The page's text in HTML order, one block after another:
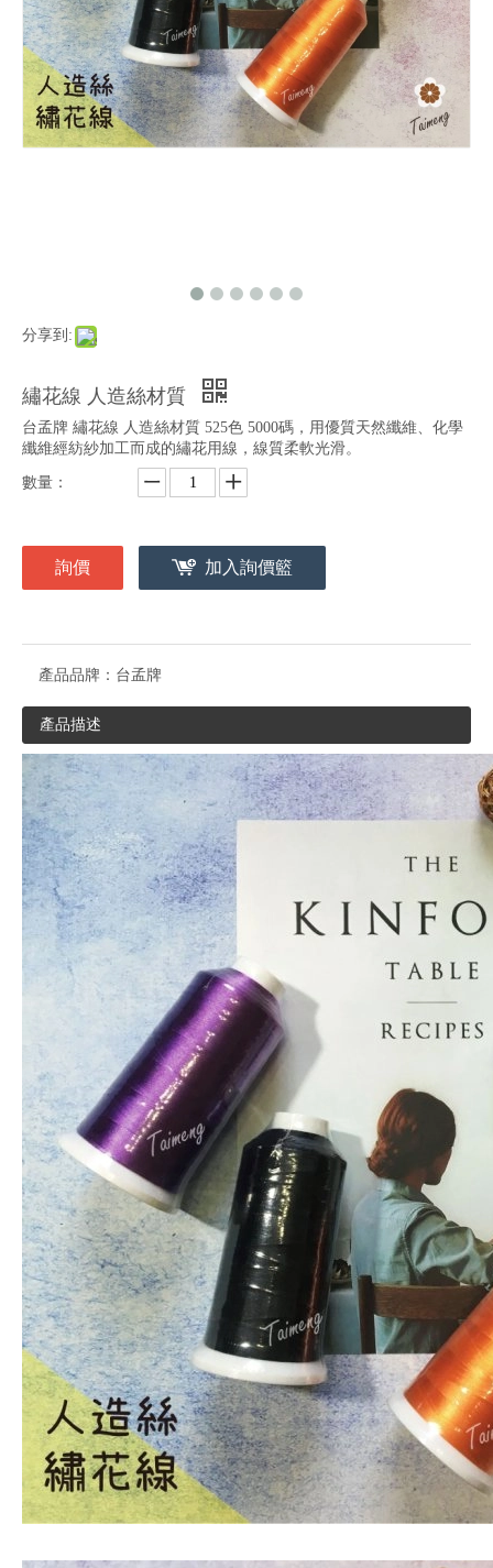
分享到:
繡花線 人造絲材質
台孟牌 繡花線 人造絲材質 525色 5000碼，用優質天然纖維、化學
纖維經紡紗加工而成的繡花用線，線質柔軟光滑。
數量：
詢價 加入詢價籃
產品品牌： 台孟牌
產品描述